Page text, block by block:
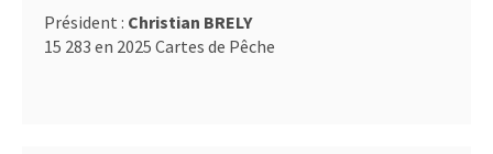
Président : Christian BRELY
15 283 en 2025 Cartes de Pêche